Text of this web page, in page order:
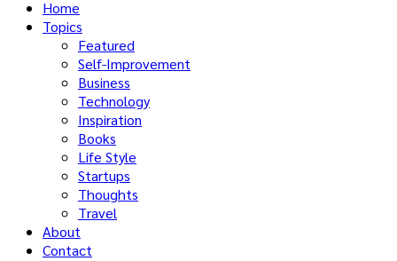
Home
Topics
Featured
Self-Improvement
Business
Technology
Inspiration
Books
Life Style
Startups
Thoughts
Travel
About
Contact